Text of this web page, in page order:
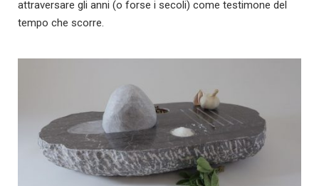
attraversare gli anni (o forse i secoli) come testimone del
tempo che scorre.